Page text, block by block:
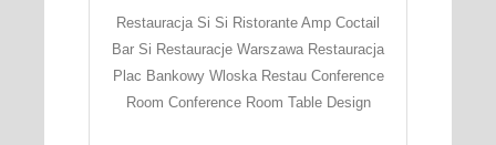
Restauracja Si Si Ristorante Amp Coctail
Bar Si Restauracje Warszawa Restauracja
Plac Bankowy Wloska Restau Conference
Room Conference Room Table Design